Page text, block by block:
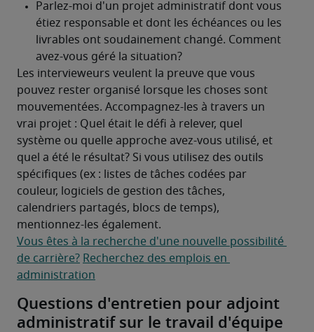
Les intervieweurs veulent la preuve que vous
pouvez rester organisé lorsque les choses sont
mouvementées. Accompagnez-les à travers un
vrai projet : Quel était le défi à relever, quel
système ou quelle approche avez-vous utilisé, et
quel a été le résultat? Si vous utilisez des outils
spécifiques (ex : listes de tâches codées par
couleur, logiciels de gestion des tâches,
calendriers partagés, blocs de temps),
mentionnez-les également.
Vous êtes à la recherche d'une nouvelle possibilité
de carrière? Recherchez des emplois en
administration
Questions d'entretien pour adjoint
administratif sur le travail d'équipe